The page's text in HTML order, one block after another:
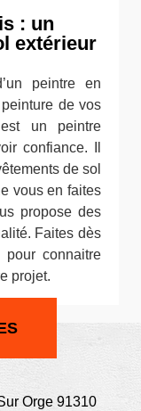
: un
extérieur
peintre en
de vos
un peintre
confiance. Il
de sol
vous en faites
propose des
Faites dès
pour connaitre
projet.
Orge 91310